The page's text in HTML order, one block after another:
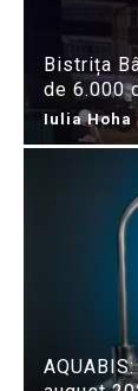
Bistrița
de 6.000
Iulia Hoha